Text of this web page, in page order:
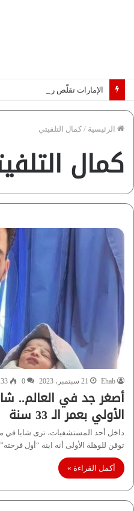
الرئيسية / كمال التلفيتي
كمال
Ehab 21 سبتمبر، 2023 0
أصغر جد في العالم..
الأولي بعمر الـ 33 سنة
داخل أحد المستشفيات، ترى شابا في
توقن للوهلة الأولى أنه ابنه “أول
أكمل القراءة »